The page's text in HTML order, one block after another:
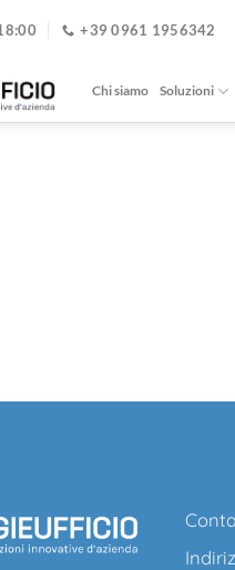
+39 0961 1956342
Chi siamo Soluzioni